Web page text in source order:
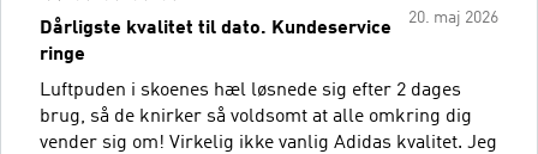
20. maj 2026
Dårligste kvalitet til dato. Kundeservice
ringe
Luftpuden i skoenes hæl løsnede sig efter 2 dages
brug, så de knirker så voldsomt at alle omkring dig
vender sig om! Virkelig ikke vanlig Adidas kvalitet. Jeg